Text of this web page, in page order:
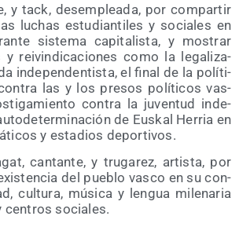
y tack, des­em­plea­da, por com­par­tir
luchas estu­dian­ti­les y socia­les en
sis­te­ma capi­ta­lis­ta, y mos­trar
y rei­vin­di­ca­cio­nes como la lega­li­za­
inde­pen­den­tis­ta, el final de la polí­ti­
las y los pre­sos polí­ti­cos vas­
con­tra la juven­tud inde­
de Eus­kal Herria en
y esta­dios deportivos.
can­tan­te, y tru­ga­rez, artis­ta, por
del pue­blo vas­co en su con­
cul­tu­ra, músi­ca y len­gua mile­na­ria
cen­tros sociales.